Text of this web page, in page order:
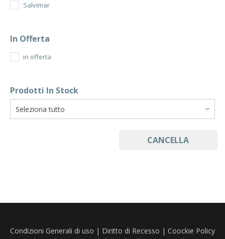
Salvimar
In Offerta
in offerta
Prodotti In Stock
CANCELLA
Condizioni Generali di uso | Diritto di Recesso | Coockie Policy